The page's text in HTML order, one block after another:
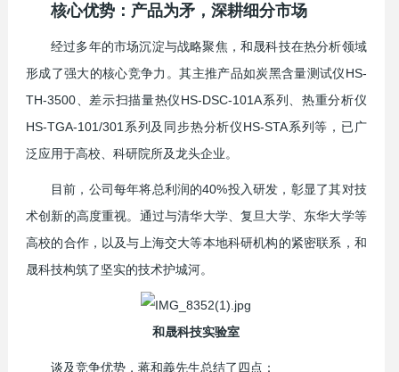
核心优势：产品为矛，深耕细分市场
经过多年的市场沉淀与战略聚焦，和晟科技在热分析领域
形成了强大的核心竞争力。其主推产品如炭黑含量测试仪HS-
TH-3500、差示扫描量热仪HS-DSC-101A系列、热重分析仪
HS-TGA-101/301系列及同步热分析仪HS-STA系列等，已广
泛应用于高校、科研院所及龙头企业。
目前，公司每年将总利润的40%投入研发，彰显了其对技
术创新的高度重视。通过与清华大学、复旦大学、东华大学等
高校的合作，以及与上海交大等本地科研机构的紧密联系，和
晟科技构筑了坚实的技术护城河。
和晟科技实验室
谈及竞争优势，蒋和義先生总结了四点：